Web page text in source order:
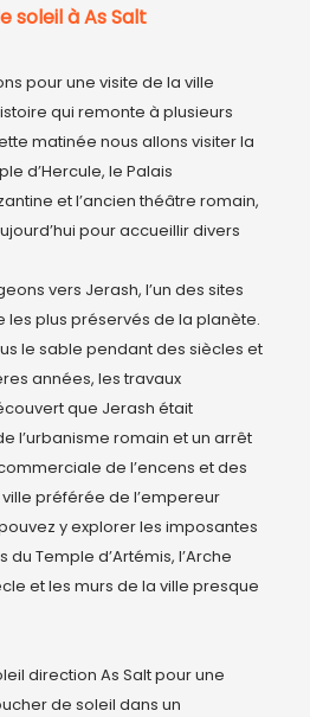
soleil à As Salt
pour une visite de la ville
qui remonte à plusieurs
matinée nous allons visiter la
d’Hercule, le Palais
et l’ancien théâtre romain,
pour accueillir divers
vers Jerash, l’un des sites
les plus préservés de la planète.
le sable pendant des siècles et
années, les travaux
que Jerash était
l’urbanisme romain et un arrêt
de l’encens et des
préférée de l’empereur
y explorer les imposantes
Temple d’Artémis, l’Arche
et les murs de la ville presque
direction As Salt pour une
de soleil dans un